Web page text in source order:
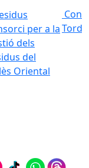
per a la
dels
del
Oriental